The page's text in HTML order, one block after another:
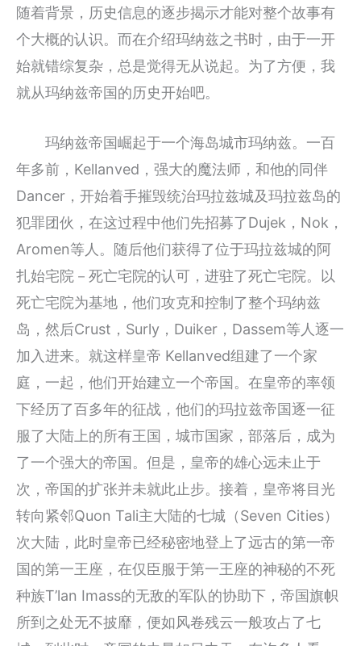
随着背景，历史信息的逐步揭示才能对整个故事有
个大概的认识。而在介绍玛纳兹之书时，由于一开
始就错综复杂，总是觉得无从说起。为了方便，我
就从玛纳兹帝国的历史开始吧。
玛纳兹帝国崛起于一个海岛城市玛纳兹。一百
年多前，Kellanved，强大的魔法师，和他的同伴
Dancer，开始着手摧毁统治玛拉兹城及玛拉兹岛的
犯罪团伙，在这过程中他们先招募了Dujek，Nok，
Aromen等人。随后他们获得了位于玛拉兹城的阿
扎始宅院－死亡宅院的认可，进驻了死亡宅院。以
死亡宅院为基地，他们攻克和控制了整个玛纳兹
岛，然后Crust，Surly，Duiker，Dassem等人逐一
加入进来。就这样皇帝 Kellanved组建了一个家
庭，一起，他们开始建立一个帝国。在皇帝的率领
下经历了百多年的征战，他们的玛拉兹帝国逐一征
服了大陆上的所有王国，城市国家，部落后，成为
了一个强大的帝国。但是，皇帝的雄心远未止于
次，帝国的扩张并未就此止步。接着，皇帝将目光
转向紧邻Quon Tali主大陆的七城（Seven Cities）
次大陆，此时皇帝已经秘密地登上了远古的第一帝
国的第一王座，在仅臣服于第一王座的神秘的不死
种族T’lan Imass的无敌的军队的协助下，帝国旗帜
所到之处无不披靡，便如风卷残云一般攻占了七